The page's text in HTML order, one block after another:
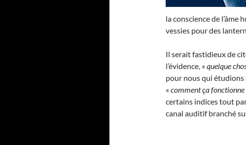
la conscience de l’âme
vessies pour des
Il serait fastidieux de
l’évidence, « quelque
pour nous qui étudions
« comment ça fonctionne
certains indices tout
canal auditif branché